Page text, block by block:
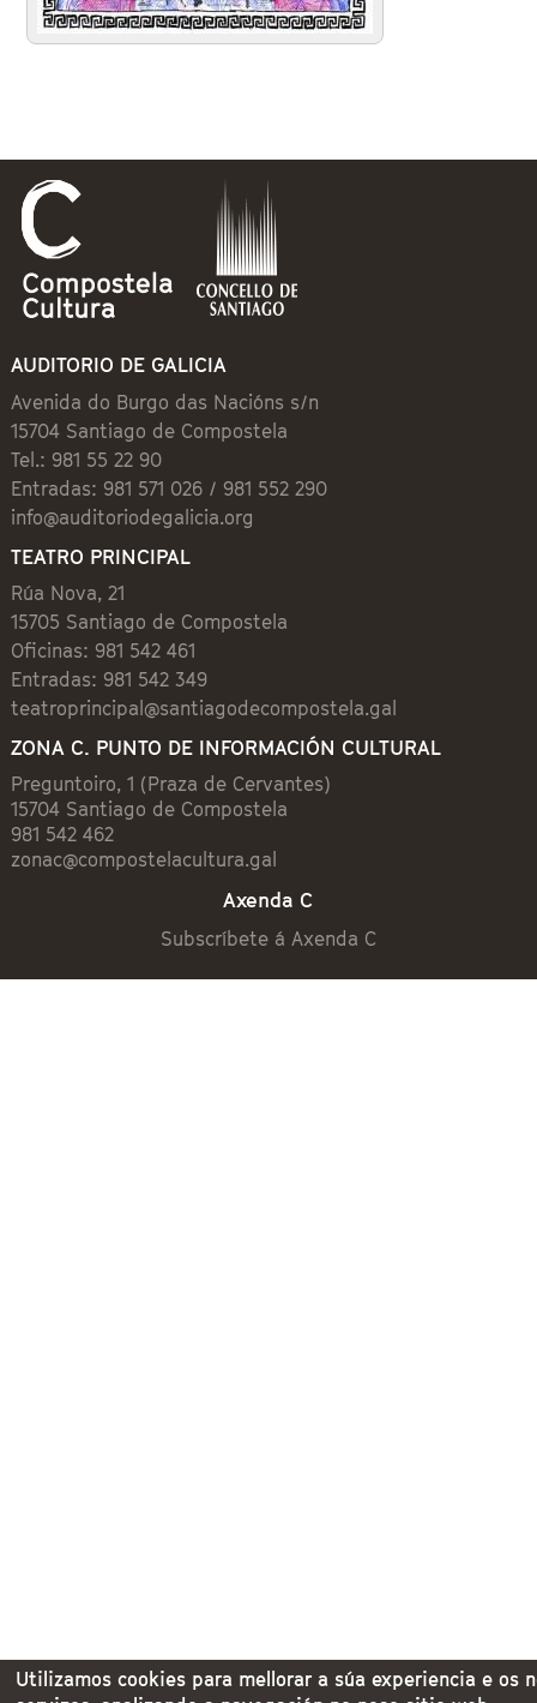
AUDITORIO DE GALICIA
Avenida do Burgo das Nacións s/n
15704 Santiago de Compostela
Tel.: 981 55 22 90
Entradas: 981 571 026 / 981 552 290
info@auditoriodegalicia.org
TEATRO PRINCIPAL
Rúa Nova, 21
15705 Santiago de Compostela
Oficinas: 981 542 461
Entradas: 981 542 349
teatroprincipal@santiagodecompostela.gal
ZONA C. PUNTO DE INFORMACIÓN CULTURAL
Preguntoiro, 1 (Praza de Cervantes)
15704 Santiago de Compostela
981 542 462
zonac@compostelacultura.gal
Axenda C
Subscríbete á Axenda C
Utilizamos cookies para mellorar a súa experiencia e os